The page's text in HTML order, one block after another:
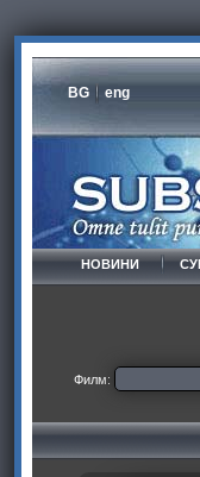
BG eng
НОВИНИ
Филм: